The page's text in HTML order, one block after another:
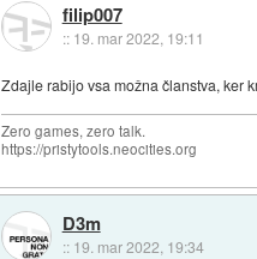
filip007
:: 19. mar 2022, 19:11
Zdajle rabijo vsa možna članstva, ker
Zero games, zero talk.
https://pristytools.neocities.org
D3m
:: 19. mar 2022, 19:34